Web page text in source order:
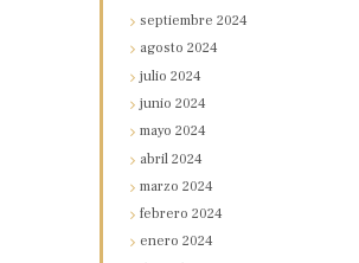
septiembre2024
agosto2024
julio2024
junio2024
mayo2024
abril2024
marzo2024
febrero2024
enero2024